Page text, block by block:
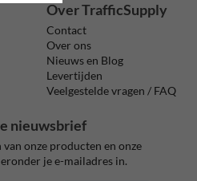
Over TrafficSupply
Contact
Over ons
Nieuws en Blog
Levertijden
Veelgestelde vragen / FAQ
nieuwsbrief
onze producten en onze
je e-mailadres in.